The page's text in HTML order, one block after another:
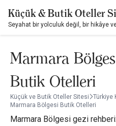
Küçük & Butik Oteller
Seyahat bir yolculuk değil, bir hikâye
Marmara
Butik Otelleri
Küçük ve Butik Oteller Sitesi
Türkiye
Marmara Bölgesi Butik Otelleri
Marmara Bölgesi gezi